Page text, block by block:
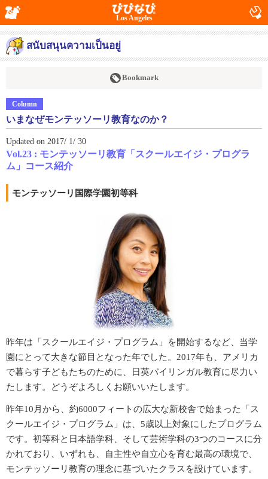
Los Angeles
สนับสนุนความเป็นอยู่
Bookmark
Column
いまなぜモンテッソーリ教育なのか？
Updated on 2017/ 1/ 30
Vol.23 : モンテッソーリ教育「スクールエイジ・プログラ
ム」コース紹介
モンテッソーリ国際学園初等科
昨年は「スクールエイジ・プログラム」を開始するなど、当学
園にとって大きな節目となった年でした。2017年も、アメリカ
で暮らす子どもたちのために、日英バイリンガル教育に尽力い
たします。どうぞよろしくお願いいたします。
昨年10月から、約6000フィートの広大な新校舎で始まった「ス
クールエイジ・プログラム」は、5歳以上対象にしたプログラム
です。初等科と日本語学科、そして芸術学科の3つのコースに分
かれており、いずれも、自主性や自立心を育む最高の環境で、
モンテッソーリ教育の理念に基づいたクラスを設けています。